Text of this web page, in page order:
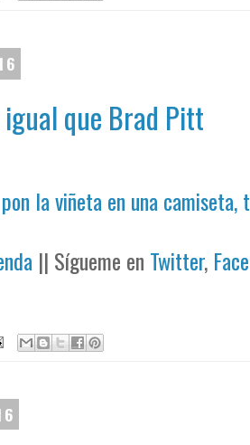
igual que Brad Pitt
pon la viñeta en una camiseta,
|| Sígueme en Twitter,